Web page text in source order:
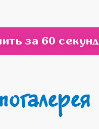
за 60 секунд